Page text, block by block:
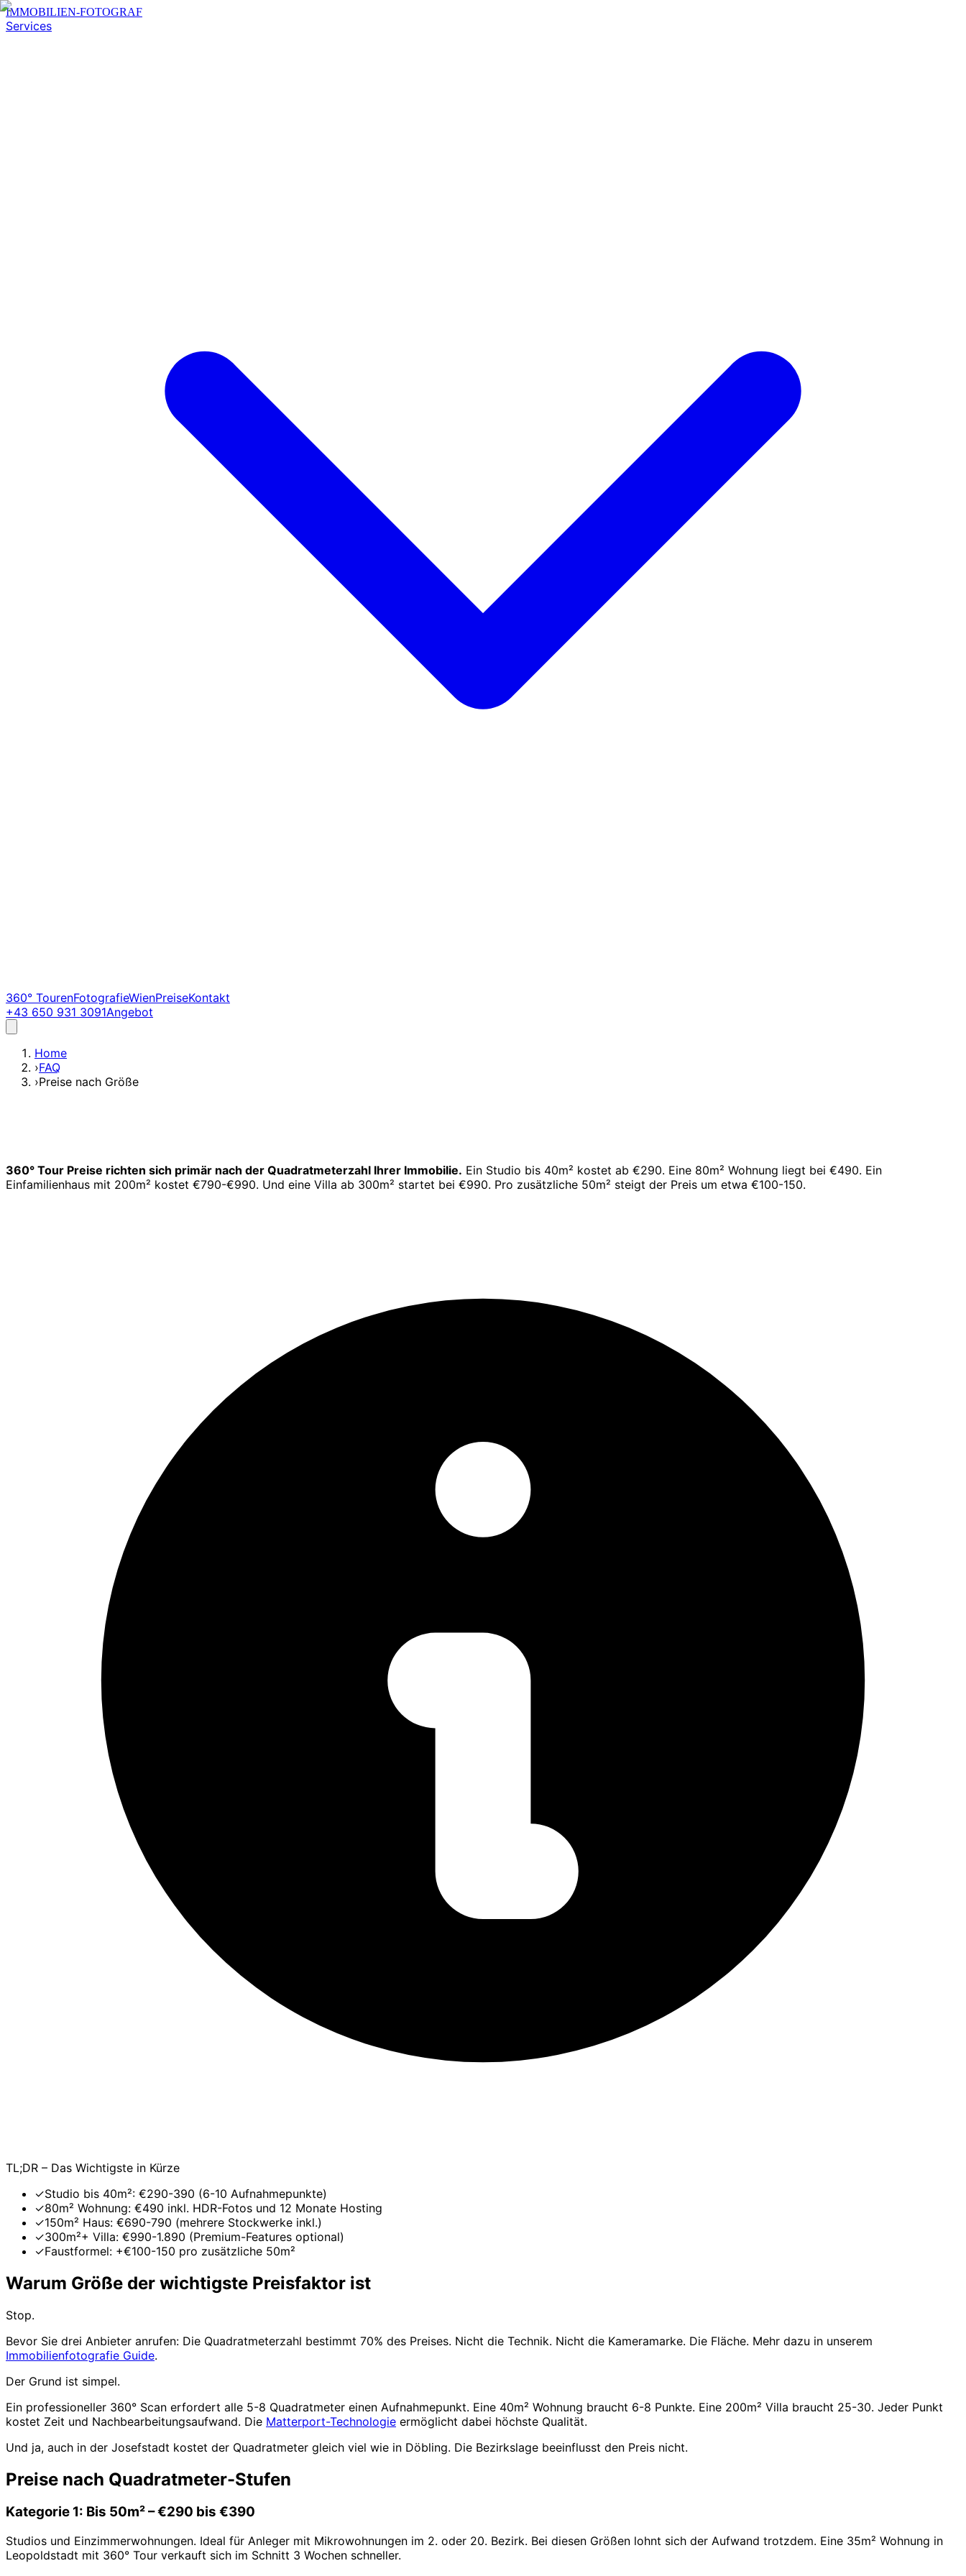
IMMOBILIEN-FOTOGRAF
Services
360° TourenFotografieWienPreiseKontakt
+43 650 931 3091Angebot
Home
›FAQ
›Preise nach Größe
360° Tour Preise richten sich primär nach der Quadratmeterzahl Ihrer Immobilie. Ein Studio bis 40m² kostet ab €290. Eine 80m² Wohnung liegt bei €490. Ein
Einfamilienhaus mit 200m² kostet €790-€990. Und eine Villa ab 300m² startet bei €990. Pro zusätzliche 50m² steigt der Preis um etwa €100-150.
TL;DR – Das Wichtigste in Kürze
✓Studio bis 40m²: €290-390 (6-10 Aufnahmepunkte)
✓80m² Wohnung: €490 inkl. HDR-Fotos und 12 Monate Hosting
✓150m² Haus: €690-790 (mehrere Stockwerke inkl.)
✓300m²+ Villa: €990-1.890 (Premium-Features optional)
✓Faustformel: +€100-150 pro zusätzliche 50m²
Warum Größe der wichtigste Preisfaktor ist
Stop.
Bevor Sie drei Anbieter anrufen: Die Quadratmeterzahl bestimmt 70% des Preises. Nicht die Technik. Nicht die Kameramarke. Die Fläche. Mehr dazu in unserem
Immobilienfotografie Guide.
Der Grund ist simpel.
Ein professioneller 360° Scan erfordert alle 5-8 Quadratmeter einen Aufnahmepunkt. Eine 40m² Wohnung braucht 6-8 Punkte. Eine 200m² Villa braucht 25-30. Jeder Punkt
kostet Zeit und Nachbearbeitungsaufwand. Die Matterport-Technologie ermöglicht dabei höchste Qualität.
Und ja, auch in der Josefstadt kostet der Quadratmeter gleich viel wie in Döbling. Die Bezirkslage beeinflusst den Preis nicht.
Preise nach Quadratmeter-Stufen
Kategorie 1: Bis 50m² – €290 bis €390
Studios und Einzimmerwohnungen. Ideal für Anleger mit Mikrowohnungen im 2. oder 20. Bezirk. Bei diesen Größen lohnt sich der Aufwand trotzdem. Eine 35m² Wohnung in
Leopoldstadt mit 360° Tour verkauft sich im Schnitt 3 Wochen schneller.